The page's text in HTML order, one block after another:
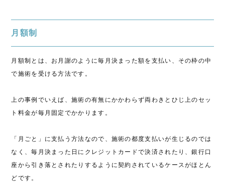
月額制
月額制とは、お月謝のように毎月決まった額を支払い、その枠の中
で施術を受ける方法です。
上の事例でいえば、施術の有無にかかわらず両わきとひじ上のセッ
ト料金が毎月固定でかかります。
「月ごと」に支払う方法なので、施術の都度支払いが生じるのでは
なく、毎月決まった日にクレジットカードで決済されたり、銀行口
座から引き落とされたりするように契約されているケースがほとん
どです。